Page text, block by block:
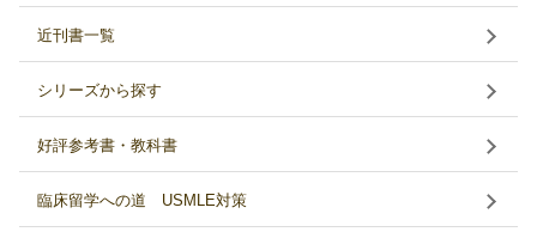
近刊書一覧
シリーズから探す
好評参考書・教科書
臨床留学への道 USMLE対策